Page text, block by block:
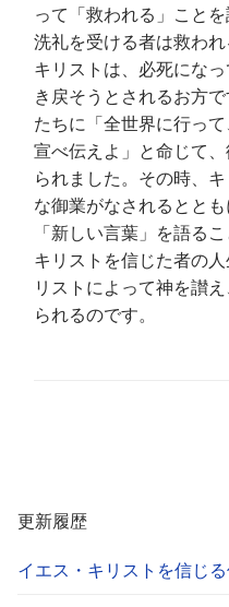
って「救われる」こと
洗礼を受ける者は救われ
キリストは、必死にな
き戻そうとされるお方
たちに「全世界に行っ
宣べ伝えよ」と命じて
られました。その時、
な御業がなされるとと
「新しい言葉」を語る
キリストを信じた者の
リストによって神を讃
られるのです。
更新履歴
イエス・キリストを信じ